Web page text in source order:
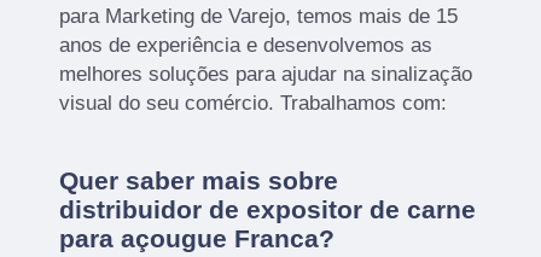
para Marketing de Varejo, temos mais de 15
anos de experiência e desenvolvemos as
melhores soluções para ajudar na sinalização
visual do seu comércio. Trabalhamos com:
Quer saber mais sobre
distribuidor de expositor de carne
para açougue Franca?